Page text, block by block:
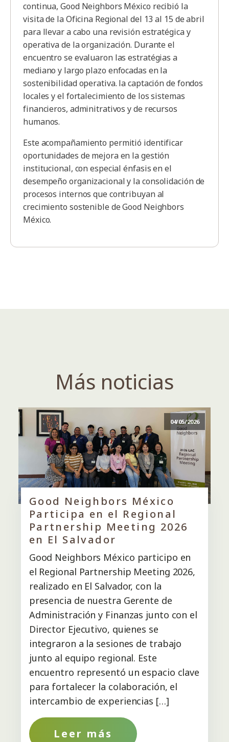
continua, Good Neighbors México recibió la
visita de la Oficina Regional del 13 al 15 de abril
para llevar a cabo una revisión estratégica y
operativa de la organización. Durante el
encuentro se evaluaron las estratégias a
mediano y largo plazo enfocadas en la
sostenibilidad operativa. la captación de fondos
locales y el fortalecimiento de los sistemas
financieros, adminitrativos y de recursos
humanos.
Este acompañamiento permitió identificar
oportunidades de mejora en la gestión
institucional, con especial énfasis en el
desempeño organizacional y la consolidación de
procesos internos que contribuyan al
crecimiento sostenible de Good Neighbors
México.
Más noticias
04/05/2026
Good Neighbors México
Participa en el Regional
Partnership Meeting 2026
en El Salvador
Good Neighbors México participo en
el Regional Partnership Meeting 2026,
realizado en El Salvador, con la
presencia de nuestra Gerente de
Administración y Finanzas junto con el
Director Ejecutivo, quienes se
integraron a la sesiones de trabajo
junto al equipo regional. Este
encuentro representó un espacio clave
para fortalecer la colaboración, el
intercambio de experiencias […]
Leer más